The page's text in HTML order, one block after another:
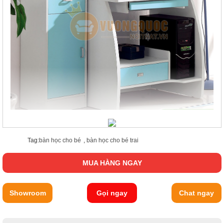
Tag:bàn học cho bé , bàn học cho bé trai
MUA HÀNG NGAY
Showroom Gọi ngay Chat ngay